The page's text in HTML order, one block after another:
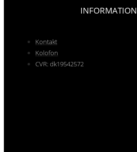
INFORMATION
Kontakt
Kolofon
CVR: dk19542572